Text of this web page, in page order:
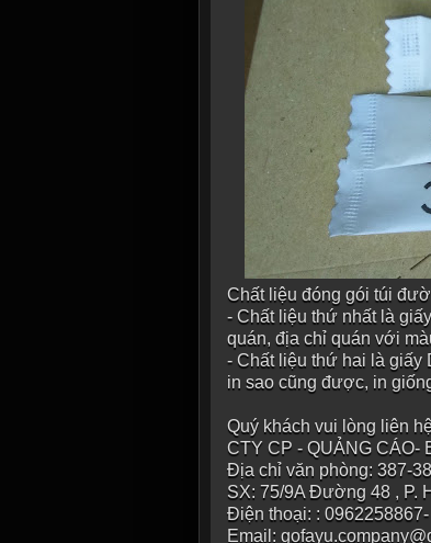
Chất liệu đóng gói túi
- Chất liệu thứ nhất là
quán, địa chỉ quán với
- Chất liệu thứ hai là giấy
in sao cũng được, in
Quý khách vui lòng liên
CTY CP - QUẢNG CÁO-
Địa chỉ văn phòng: 387-
SX: 75/9A Đường 48 , P.
Điện thoại: :
Email: